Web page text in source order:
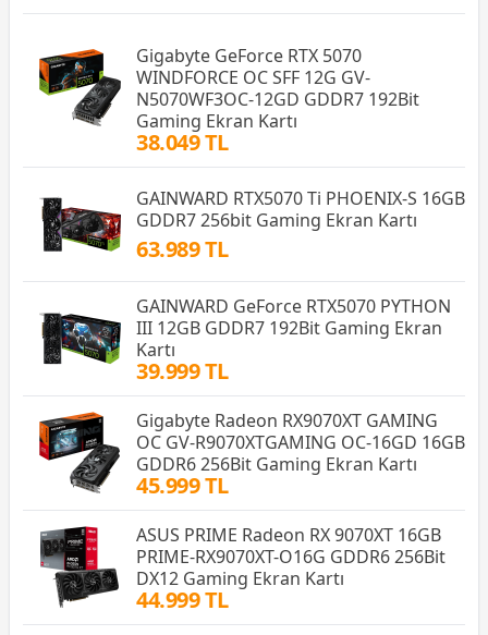
Gigabyte GeForce RTX 5070
WINDFORCE OC SFF 12G GV-
N5070WF3OC-12GD GDDR7 192Bit
Gaming Ekran Kartı
38.049 TL
GAINWARD RTX5070 Ti PHOENIX-S 16GB
GDDR7 256bit Gaming Ekran Kartı
63.989 TL
GAINWARD GeForce RTX5070 PYTHON
III 12GB GDDR7 192Bit Gaming Ekran
Kartı
39.999 TL
Gigabyte Radeon RX9070XT GAMING
OC GV-R9070XTGAMING OC-16GD 16GB
GDDR6 256Bit Gaming Ekran Kartı
45.999 TL
ASUS PRIME Radeon RX 9070XT 16GB
PRIME-RX9070XT-O16G GDDR6 256Bit
DX12 Gaming Ekran Kartı
44.999 TL